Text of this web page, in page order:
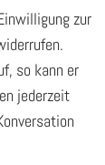
zur
so kann er
jederzeit